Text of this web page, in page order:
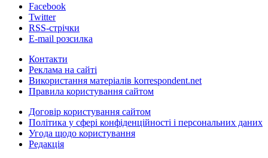
Facebook
Twitter
RSS-стрічки
E-mail розсилка
Контакти
Реклама на сайті
Використання матеріалів korrespondent.net
Правила користування сайтом
Договір користування сайтом
Політика у сфері конфіденційності і персональних даних
Угода щодо користування
Редакція